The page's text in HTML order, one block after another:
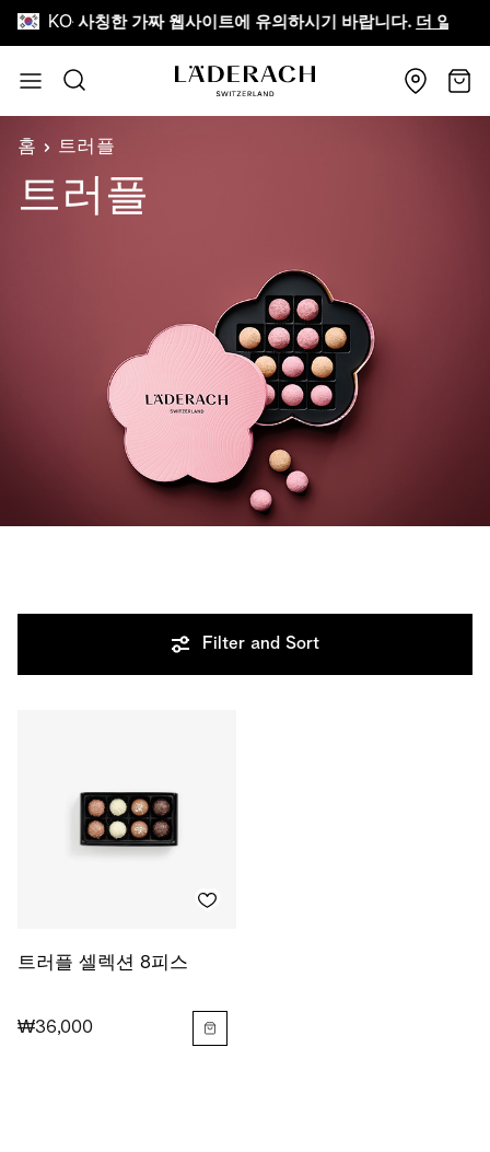
KO
를 사칭한 가짜 웹사이트에 유의하시기 바랍니다.더 알아보
검색
장바
홈 트러플
트러플
Filter and Sort
트러플 셀렉션 8피스
₩36,000